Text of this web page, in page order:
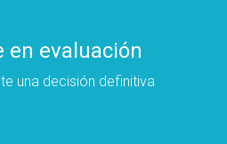
en evaluación
una decisión definitiva